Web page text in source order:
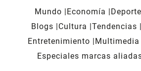
Mundo Economía
Blogs
Cultura Tendencias
Entretenimiento
Multimedia
Especiales marcas